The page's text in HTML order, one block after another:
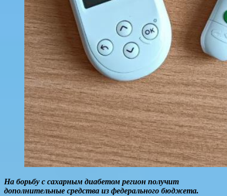
На борьбу с сахарным диабетом регион получит
дополнительные средства из федерального бюджета.